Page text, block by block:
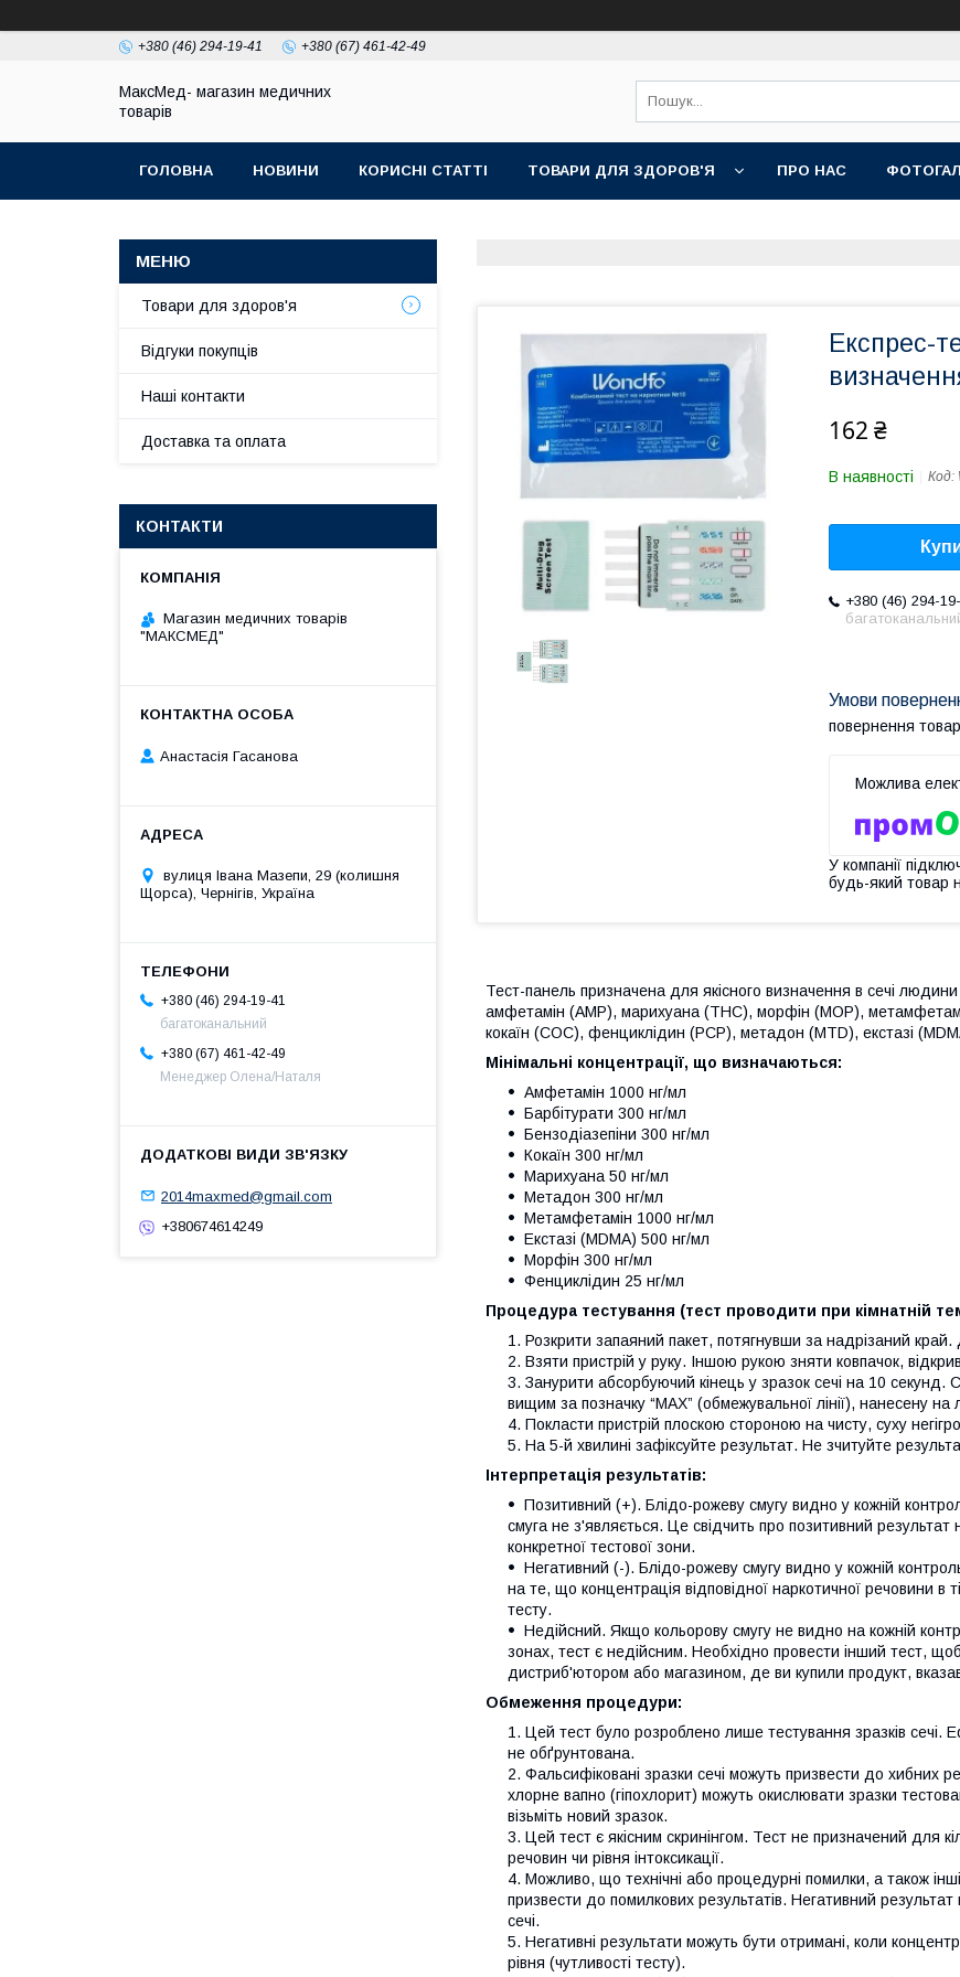
+380 (46) 294-19-41 +380 (67) 461-42-49
МаксМед- магазин медичних
товарів
ГОЛОВНА НОВИНИ КОРИСНІ СТАТТІ ТОВАРИ ДЛЯ ЗДОРОВ'Я ПРО НАС
Експрес-
162 ₴
В наявності Код:
+380 (46) 294-
повернення
У компанії
будь-який товар
Тест-панель призначена для якісного визначення в сечі людини
амфетамін (АМP), марихуана (THC), морфін (MOP),
кокаїн (COC), фенциклідин (РСР), метадон (MTD), екстазі
Мінімальні концентрації, що визначаються:
Амфетамін 1000 нг/мл
Барбітурати 300 нг/мл
Бензодіазепіни 300 нг/мл
Кокаїн 300 нг/мл
Марихуана 50 нг/мл
Метадон 300 нг/мл
Метамфетамін 1000 нг/мл
Екстазі (MDMA) 500 нг/мл
Морфін 300 нг/мл
Фенциклідин 25 нг/мл
Процедура тестування (тест проводити при кімнатній
Розкрити запаяний пакет, потягнувши за надрізаний край.
Взяти пристрій у руку. Іншою рукою зняти ковпачок,
Занурити абсорбуючий кінець у зразок сечі на 10 секунд.
вищим за позначку “MAX” (обмежувальної лінії), нанесену
Покласти пристрій плоскою стороною на чисту, суху
На 5-й хвилині зафіксуйте результат. Не зчитуйте
Інтерпретація результатів:
Позитивний (+). Блідо-рожеву смугу видно у кожній
смуга не з'являється. Це свідчить про позитивний результат
конкретної тестової зони.
Негативний (-). Блідо-рожеву смугу видно у кожній
на те, що концентрація відповідної наркотичної речовини в
тесту.
Недійсний. Якщо кольорову смугу не видно на кожній
зонах, тест є недійсним. Необхідно провести інший тест,
дистриб'ютором або магазином, де ви купили продукт,
Обмеження процедури:
Цей тест було розроблено лише тестування зразків сечі.
не обґрунтована.
Фальсифіковані зразки сечі можуть призвести до хибних
хлорне вапно (гіпохлорит) можуть окислювати зразки
візьміть новий зразок.
Цей тест є якісним скринінгом. Тест не призначений для
речовин чи рівня інтоксикації.
Можливо, що технічні або процедурні помилки, а також
призвести до помилкових результатів. Негативний результат
сечі.
Негативні результати можуть бути отримані, коли
рівня (чутливості тесту).
Товари для здоров'я
Відгуки покупців
Наші контакти
Доставка та оплата
КОНТАКТИ
Магазин медичних товарів
"МАКСМЕД"
Анастасія Гасанова
вулиця Івана Мазепи, 29 (колишня
Щорса), Чернігів, Україна
+380 (46) 294-19-41
багатоканальний
+380 (67) 461-42-49
Менеджер Олена/Наталя
2014maxmed@gmail.com
+380674614249